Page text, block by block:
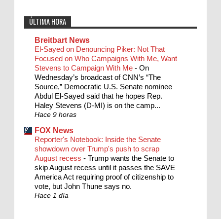
ÚLTIMA HORA
Breitbart News
El-Sayed on Denouncing Piker: Not That
Focused on Who Campaigns With Me, Want
Stevens to Campaign With Me - On
Wednesday’s broadcast of CNN’s “The
Source,” Democratic U.S. Senate nominee
Abdul El-Sayed said that he hopes Rep.
Haley Stevens (D-MI) is on the camp...
Hace 9 horas
FOX News
Reporter's Notebook: Inside the Senate
showdown over Trump's push to scrap
August recess - Trump wants the Senate to
skip August recess until it passes the SAVE
America Act requiring proof of citizenship to
vote, but John Thune says no.
Hace 1 día